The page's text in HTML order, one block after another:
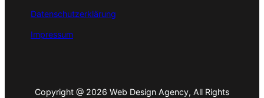
Datenschutzerklärung
Impressum
Copyright @ 2026 Web Design Agency, All Rights